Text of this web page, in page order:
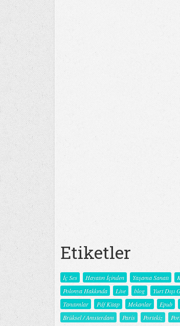
Etiketler
İç Ses Hayatın İçinden Yaşama Sanatı
Polonya Hakkında
Live blog Yurt Dışı
Tanıtımlar
Pdf Kitap Mekanlar Epub
Brüksel / Amsterdam
Paris Portekiz